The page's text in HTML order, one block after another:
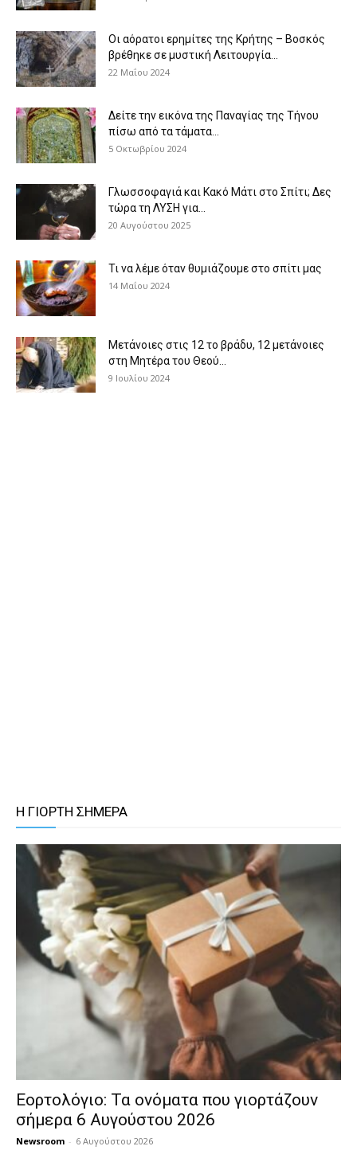
Οι αόρατοι ερημίτες της Κρήτης – Βοσκός
βρέθηκε σε μυστική Λειτουργία...
22 Μαΐου 2024
Δείτε την εικόνα της Παναγίας της Τήνου
πίσω από τα τάματα...
5 Οκτωβρίου 2024
Γλωσσοφαγιά και Κακό Μάτι στο Σπίτι; Δες
τώρα τη ΛΥΣΗ για...
20 Αυγούστου 2025
Τι να λέμε όταν θυμιάζουμε στο σπίτι μας
14 Μαΐου 2024
Μετάνοιες στις 12 το βράδυ, 12 μετάνοιες
στη Μητέρα του Θεού...
9 Ιουλίου 2024
Η ΓΙΟΡΤΗ ΣΗΜΕΡΑ
Εορτολόγιο: Τα ονόματα που γιορτάζουν
σήμερα 6 Αυγούστου 2026
Newsroom - 6 Αυγούστου 2026